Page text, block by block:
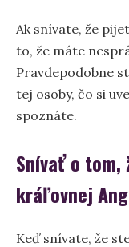
Ak snívate, že
to, že máte
Pravdepodobne
tej osoby, čo si
spoznáte.
Snívať o tom,
kráľovnej
Keď snívate, že